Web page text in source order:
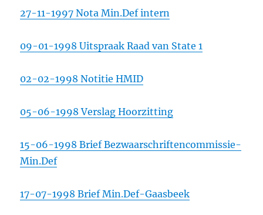
27-11-1997 Nota Min.Def intern
09-01-1998 Uitspraak Raad van State 1
02-02-1998 Notitie HMID
05-06-1998 Verslag Hoorzitting
15-06-1998 Brief Bezwaarschriftencommissie-
Min.Def
17-07-1998 Brief Min.Def-Gaasbeek